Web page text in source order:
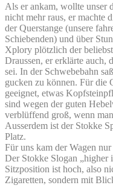
Als er ankam, wollte unser
nicht mehr raus, er machte
der Querstange (unsere
Schiebenden) und über
Xplory plötzlich der
Draussen, er erklärte auch,
sei. In der Schwebebahn
gucken zu können. Für die
geeignet, etwas
sind wegen der guten
verblüffend groß, wenn
Ausserdem ist der Stokke
Platz.
Für uns kam der Wagen
Der Stokke Slogan „higher
Sitzposition ist hoch, also
Zigaretten, sondern mit